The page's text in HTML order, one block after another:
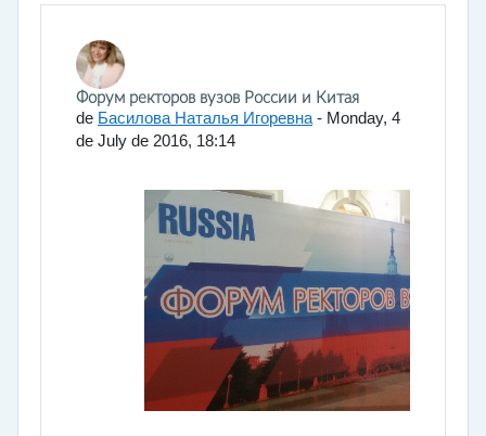
Форум ректоров вузов России и Китая
de Басилова Наталья Игоревна- Monday, 4
de July de 2016, 18:14
Número de respuestas: 0